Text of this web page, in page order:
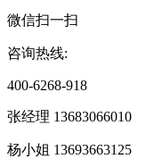
微信扫一扫
咨询热线:
400-6268-918
张经理 13683066010
杨小姐 13693663125